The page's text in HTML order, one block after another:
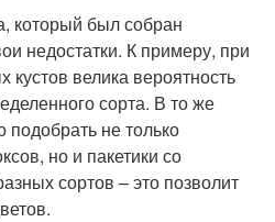
который был собран
недостатки. К примеру, при
кустов велика вероятность
сорта. В то же
не только
но и пакетики со
сортов – это позволит